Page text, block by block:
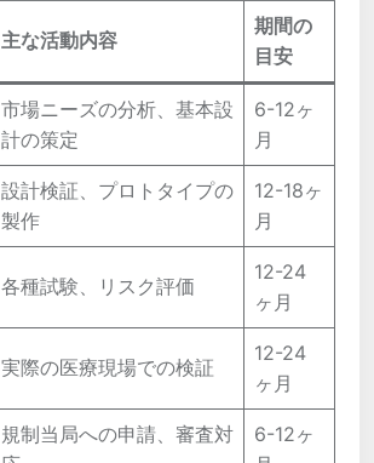
主な活動内容
期間の
目安
市場ニーズの分析、基本設
計の策定
6-12ヶ
月
設計検証、プロトタイプの
製作
12-18ヶ
月
各種試験、リスク評価
12-24
ヶ月
実際の医療現場での検証
12-24
ヶ月
規制当局への申請、審査対
6-12ヶ